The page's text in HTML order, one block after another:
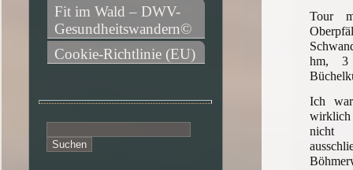
Tour
hm, 3
Ich
nicht
Fit im Wald – DWV-
Gesundheitswandern©
Cookie-Richtlinie (EU)
nach: